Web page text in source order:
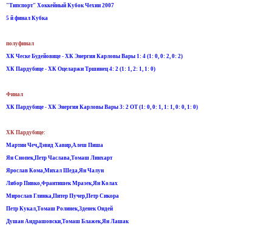
"Типспорт" Хоккейный Кубок Чехии 2007
5 й финал Кубка
полуфинал
ХК Ческе Будейовице - ХК Энергия Карловы Вары 1: 4 (1: 0, 0: 2, 0: 2)
ХК Пардубице - ХК Оцеларжи Тршинец 4: 2 (1: 1, 2: 1, 1: 0)
Финал
ХК Пардубице - ХК Энергия Карловы Вары 3: 2 ОТ (1: 0, 0: 1, 1: 1, 0: 0, 1: 0)
ХК Пардубице:
Мартин Чеч,Дэвид Хавир,Aлеш Пиша
Ян Снопек,Петр Часлава,Томаш Линхарт
Ярослав Кома,Михал Шеда,Ян Чалун
Либор Пивко,Франтишек Мразек,Ян Колах
Мирослав Глинка,Питер Пучер,Петр Сикора
Петр Кукал,Томаш Ролинек,Зденек Ондей
Душан Андрашовски,Томаш Блажек,Ян Лашак